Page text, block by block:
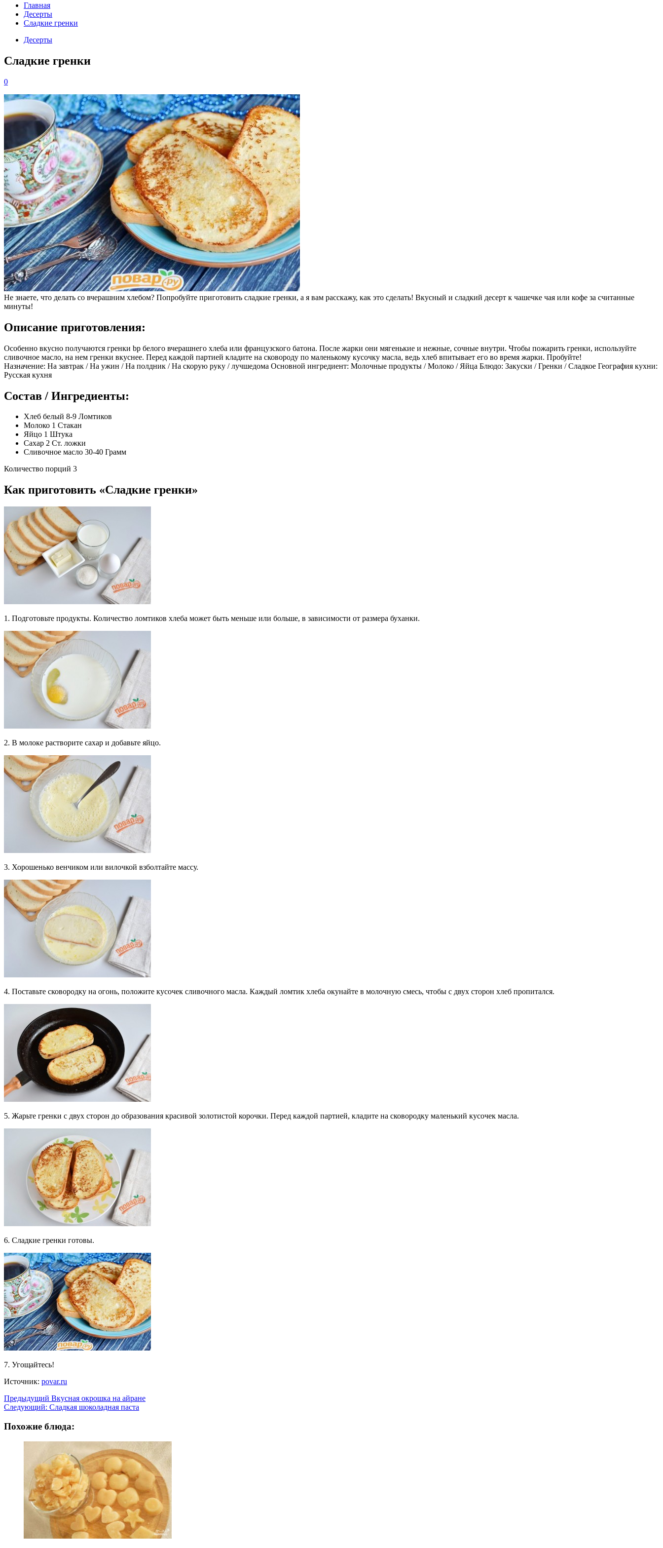
Главная
Десерты
Сладкие гренки
Десерты
Сладкие гренки
0
Не знаете, что делать со вчерашним хлебом? Попробуйте приготовить сладкие гренки, а я вам расскажу, как это сделать! Вкусный и сладкий десерт к чашечке чая или кофе за считанные
минуты!
Описание приготовления:
Особенно вкусно получаются гренки bp белого вчерашнего хлеба или французского батона. После жарки они мягенькие и нежные, сочные внутри. Чтобы пожарить гренки, используйте
сливочное масло, на нем гренки вкуснее. Перед каждой партией кладите на сковороду по маленькому кусочку масла, ведь хлеб впитывает его во время жарки. Пробуйте!
Назначение: На завтрак / На ужин / На полдник / На скорую руку / лучшедома Основной ингредиент: Молочные продукты / Молоко / Яйца Блюдо: Закуски / Гренки / Сладкое География кухни:
Русская кухня
Состав / Ингредиенты:
Хлеб белый 8-9 Ломтиков
Молоко 1 Стакан
Яйцо 1 Штука
Сахар 2 Ст. ложки
Сливочное масло 30-40 Грамм
Количество порций 3
Как приготовить «Сладкие гренки»
1. Подготовьте продукты. Количество ломтиков хлеба может быть меньше или больше, в зависимости от размера буханки.
2. В молоке растворите сахар и добавьте яйцо.
3. Хорошенько венчиком или вилочкой взболтайте массу.
4. Поставьте сковородку на огонь, положите кусочек сливочного масла. Каждый ломтик хлеба окунайте в молочную смесь, чтобы с двух сторон хлеб пропитался.
5. Жарьте гренки с двух сторон до образования красивой золотистой корочки. Перед каждой партией, кладите на сковородку маленький кусочек масла.
6. Сладкие гренки готовы.
7. Угощайтесь!
Источник: povar.ru
Навигация
записи
Предыдущий Вкусная окрошка на айране
Следующий: Сладкая шоколадная паста
Похожие блюда: